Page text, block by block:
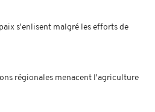
s'enlisent malgré les efforts de
régionales menacent l'agriculture